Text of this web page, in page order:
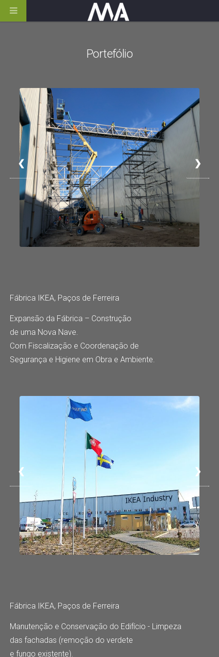
Portefólio
❮ ❯
Fábrica IKEA, Paços de Ferreira
Expansão da Fábrica – Construção
de uma Nova Nave.
Com Fiscalização e Coordenação de
Segurança e Higiene em Obra e Ambiente.
❮ ❯
Fábrica IKEA, Paços de Ferreira
Manutenção e Conservação do Edifício - Limpeza
das fachadas (remoção do verdete
e fungo existente).